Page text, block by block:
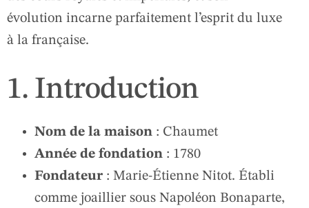
évolution incarne parfaitement l’esprit du luxe
à la française.
1. Introduction
Nom de la maison : Chaumet
Année de fondation : 1780
Fondateur : Marie-Étienne Nitot. Établi
comme joaillier sous Napoléon Bonaparte,